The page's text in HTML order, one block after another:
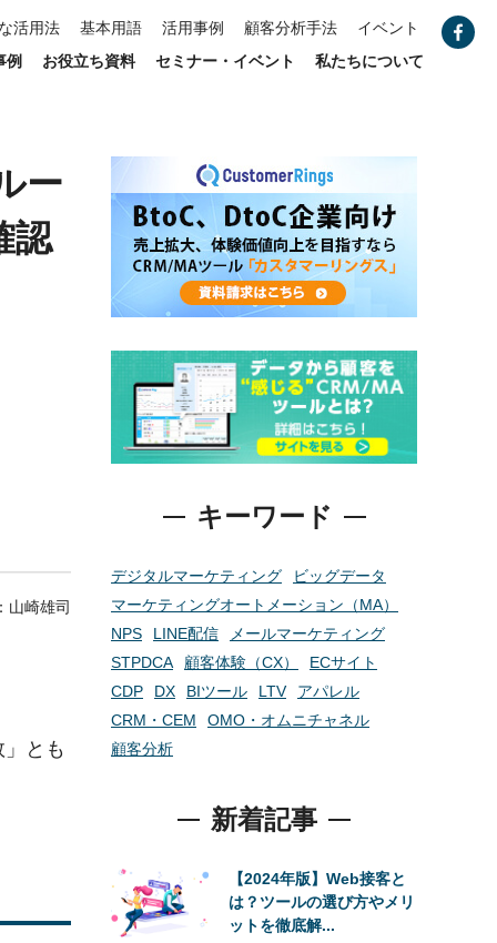
活用法 基本用語 活用事例 顧客分析手法
イベント
例 お役立ち資料 セミナー・イベント 私たちについて
ー
認
山崎雄司
とも
キーワード
デジタルマーケティング
ビッグデータ
マーケティングオートメーション（MA）
NPS
LINE配信
メールマーケティング
STPDCA
顧客体験（CX）
ECサイト
CDP
DX BIツール LTV
アパレル
CRM・CEM
OMO・オムニチャネル
顧客分析
新着記事
【2024年版】Web接客と
は？ツールの選び方やメリ
ットを徹底解...